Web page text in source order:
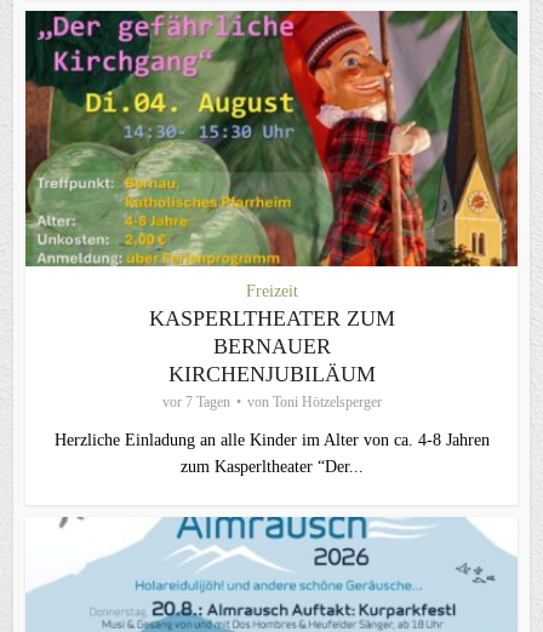
Freizeit
KASPERLTHEATER ZUM
BERNAUER
KIRCHENJUBILÄUM
vor 7 Tagen von Toni Hötzelsperger
Herzliche Einladung an alle Kinder im Alter von ca. 4-8 Jahren
zum Kasperltheater “Der...